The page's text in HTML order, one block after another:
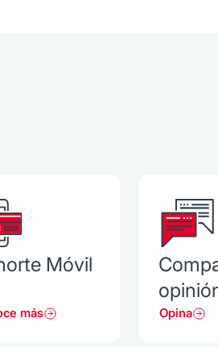
Móvil
más Opina